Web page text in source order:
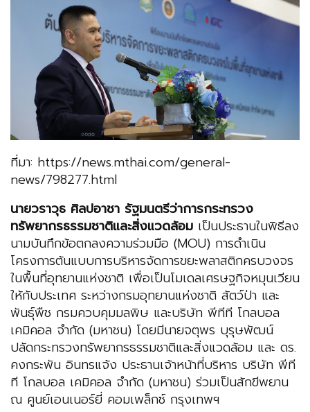
ที่มา: https://news.mthai.com/general-
news/798277.html
นายวราวุธ ศิลปอาชา รัฐมนตรีว่าการกระทรวง
ทรัพยากรธรรมชาติและสิ่งแวดล้อม เป็นประธานในพิธีลง
นามบันทึกข้อตกลงความร่วมมือ (MOU) การดำเนิน
โครงการต้นแบบการบริหารจัดการขยะพลาสติกครบวงจร
ในพื้นที่อุทยานแห่งชาติ เพื่อเป็นโมเดลเศรษฐกิจหมุนเวียน
ให้กับประเทศ ระหว่างกรมอุทยานแห่งชาติ สัตว์ป่า และ
พันธุ์พืช กรมควบคุมมลพิษ และบริษัท พีทีที โกลบอล
เคมิคอล จำกัด (มหาชน) โดยมีนายจตุพร บุรุษพัฒน์
ปลัดกระทรวงทรัพยากรธรรมชาติและสิ่งแวดล้อม และ ดร.
คงกระพัน อินทรแจ้ง ประธานเจ้าหน้าที่บริหาร บริษัท พีที
ที โกลบอล เคมิคอล จำกัด (มหาชน) ร่วมเป็นสักขีพยาน
ณ ศูนย์เอนเนอร์ยี่ คอมเพล็กซ์ กรุงเทพฯ